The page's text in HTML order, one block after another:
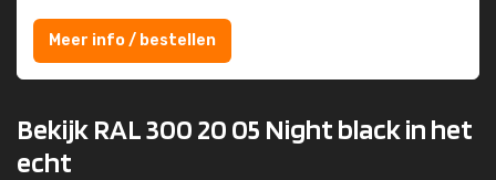
Meer info / bestellen
Bekijk RAL 300 20 05 Night black in het
echt